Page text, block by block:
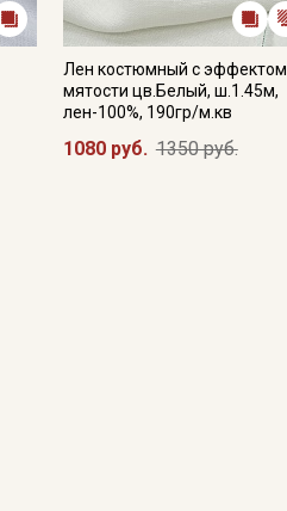
Лен костюмный с эффектом
мятости цв.Белый, ш.1.45м,
лен-100%, 190гр/м.кв
1080 руб. 1350 руб.